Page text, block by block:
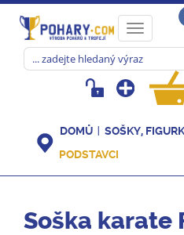
Toggle
navigation
DOMŮ SOŠKY,
PODSTAVCI
Soška karate